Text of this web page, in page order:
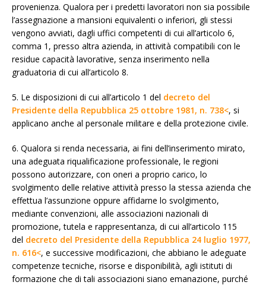
provenienza. Qualora per i predetti lavoratori non sia possibile
l’assegnazione a mansioni equivalenti o inferiori, gli stessi
vengono avviati, dagli uffici competenti di cui all’articolo 6,
comma 1, presso altra azienda, in attività compatibili con le
residue capacità lavorative, senza inserimento nella
graduatoria di cui all’articolo 8.
5. Le disposizioni di cui all’articolo 1 del decreto del
Presidente della Repubblica 25 ottobre 1981, n. 738<, si
applicano anche al personale militare e della protezione civile.
6. Qualora si renda necessaria, ai fini dell’inserimento mirato,
una adeguata riqualificazione professionale, le regioni
possono autorizzare, con oneri a proprio carico, lo
svolgimento delle relative attività presso la stessa azienda che
effettua l’assunzione oppure affidarne lo svolgimento,
mediante convenzioni, alle associazioni nazionali di
promozione, tutela e rappresentanza, di cui all’articolo 115
del decreto del Presidente della Repubblica 24 luglio 1977,
n. 616<, e successive modificazioni, che abbiano le adeguate
competenze tecniche, risorse e disponibilità, agli istituti di
formazione che di tali associazioni siano emanazione, purché